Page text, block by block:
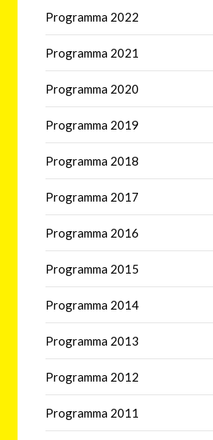
Programma 2022
Programma 2021
Programma 2020
Programma 2019
Programma 2018
Programma 2017
Programma 2016
Programma 2015
Programma 2014
Programma 2013
Programma 2012
Programma 2011